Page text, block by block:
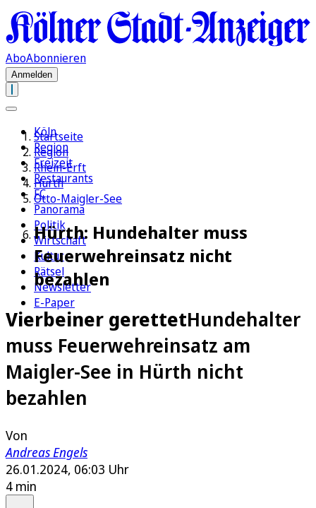
AboAbonnieren
Anmelden
Köln
Region
Freizeit
Restaurants
FC
Panorama
Politik
Wirtschaft
Kultur
Rätsel
Newsletter
E-Paper
Startseite
Region
Rhein-Erft
Hürth
Otto-Maigler-See
Hürth: Hundehalter muss
Feuerwehreinsatz nicht
bezahlen
Vierbeiner gerettetHundehalter
muss Feuerwehreinsatz am
Maigler-See in Hürth nicht
bezahlen
Von
Andreas Engels
26.01.2024, 06:03 Uhr
4 min